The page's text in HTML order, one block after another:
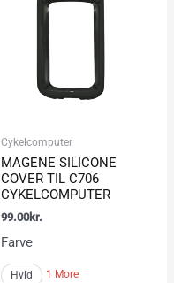
Cykelcomputer
MAGENE SILICONE
COVER TIL C706
CYKELCOMPUTER
99.00kr.
Farve
Hvid 1 More